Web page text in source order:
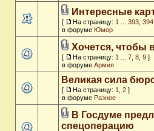
Интересные
[ На страницу: 1 393 394
в форуме Юмор
Хочется, чтобы
[ На страницу: 1 7 8 9 ]
в форуме Армия
Великая сила
[ На страницу: 1 2 ]
в форуме Разное
В Госдуме
спецоперацию